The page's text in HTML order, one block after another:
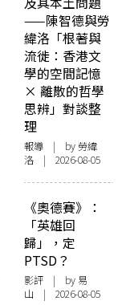
——陳智德與勞
緯洛「根著與
流徙：香港文
學的空間記憶
× 離散的哲學
思辨」對談整
理
報導 | by 勞緯
洛 | 2026-08-05
《奧德賽》：
「英雄回
歸」，定
PTSD？
影評 | by 易
山 | 2026-08-05